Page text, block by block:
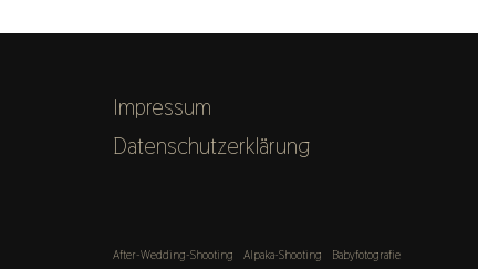
Impressum
Datenschutzerklärung
After-Wedding-Shooting Alpaka-Shooting Babyfotografie